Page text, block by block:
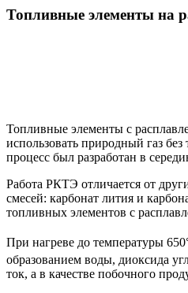
Топливные элементы на
Топливные элементы с
использовать природный газ
процесс был разработан в
Работа РКТЭ отличается от
смесей: карбонат лития и
топливных элементов с
При нагреве до температуры
образованием воды, диоксида
ток, а в качестве побочного